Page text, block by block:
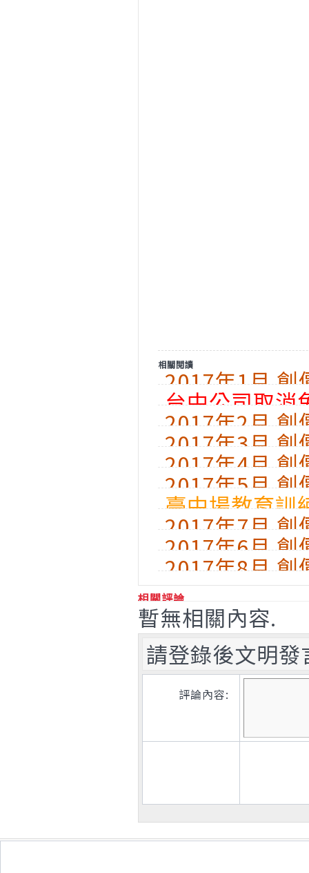
相關閱讀
2017年1月 創
台中公司取消
2017年2月 創
2017年3月 創
2017年4月 創
2017年5月 創
臺中場教育訓
2017年7月 創
2017年6月 創
2017年8月 創
相關評論
暫無相關內容.
請登錄後文明
評論內容: